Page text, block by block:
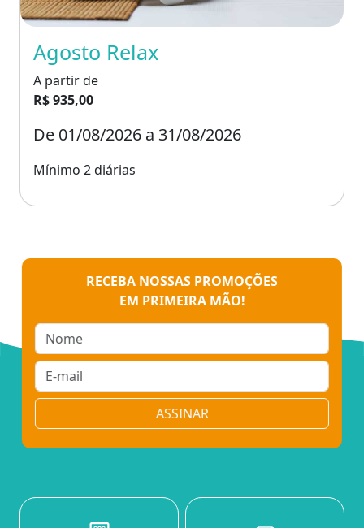
Agosto Relax
A partir de
R$ 935,00
De 01/08/2026 a 31/08/2026
Mínimo 2 diárias
RECEBA NOSSAS PROMOÇÕES
EM PRIMEIRA MÃO!
ASSINAR